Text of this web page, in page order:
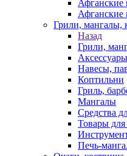
Афганские
Афганские
Грили, мангалы,
Назад
Грили,
Навесы,
Коптильни
Гриль,
Мангалы
Средства
Товары для
Печь-